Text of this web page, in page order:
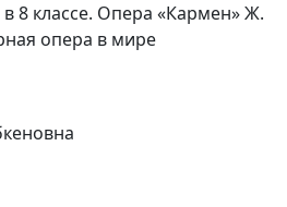
8 классе. Опера «Кармен» Ж.
опера в мире